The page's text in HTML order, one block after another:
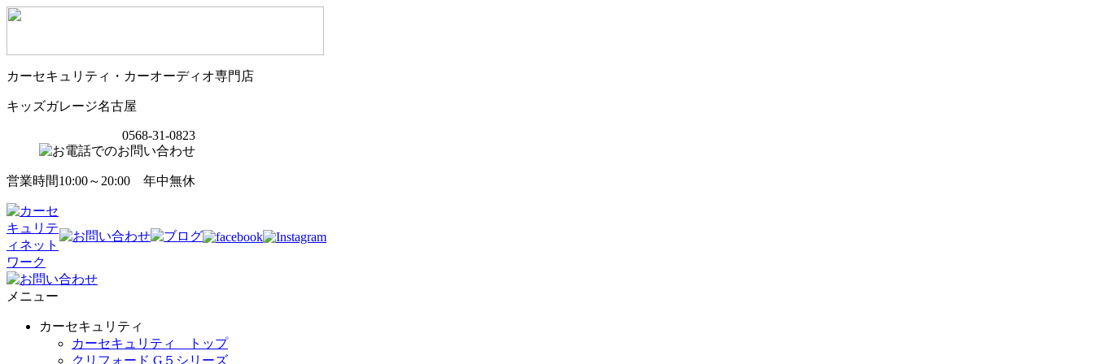
カーセキュリティ・カーオーディオ専門店
キッズガレージ名古屋
0568-31-0823
営業時間10:00～20:00 年中無休
メニュー
カーセキュリティ
カーセキュリティ トップ
クリフォード G５シリーズ